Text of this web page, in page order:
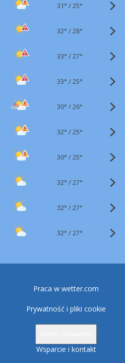
31° /25°
32° /28°
33° /27°
33° /25°
30° /26°
32° /25°
30° /25°
32° /27°
32° /27°
32° /27°
Praca w wetter.com
Prywatność i pliki cookie
Wsparcie i kontakt